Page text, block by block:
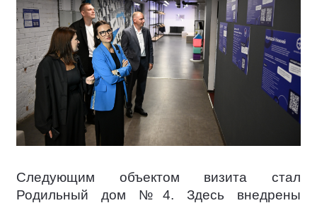
Следующим объектом визита стал
Родильный дом №4. Здесь внедрены